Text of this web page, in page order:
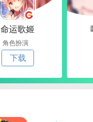
命运歌姬
角色扮演
下载